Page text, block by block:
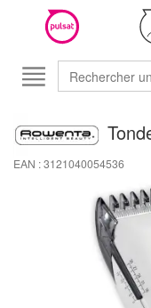
EAN : 3121040054536